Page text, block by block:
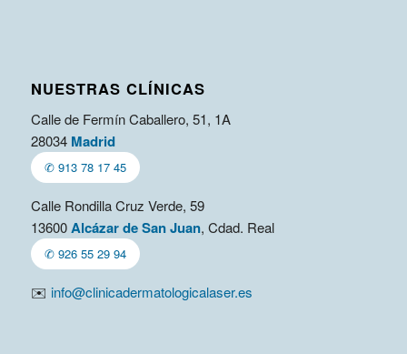
NUESTRAS CLÍNICAS
Calle de Fermín Caballero, 51, 1A
28034 Madrid
✆ 913 78 17 45
Calle Rondilla Cruz Verde, 59
13600Alcázar de San Juan, Cdad. Real
✆ 926 55 29 94
✉️ info@clinicadermatologicalaser.es